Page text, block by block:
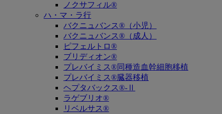
ノクサフィル®
ハ・マ・ラ行
バクニュバンス®（小児）
バクニュバンス®（成人）
ピフェルトロ®
ブリディオン®
プレバイミス®同種造血幹細胞移植
プレバイミス®臓器移植
ヘプタバックス®-Ⅱ
ラゲブリオ®
リベルサス®